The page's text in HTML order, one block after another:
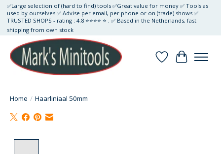
✅Large selection of (hard to find) tools ✅Great value for money ✅ Tools as
used by ourselves ✅ Advise per email, per phone or on (trade) shows ✅
TRUSTED SHOPS - rating : 4.8 ⭐⭐⭐⭐ ⭐ . ✅ Based in the Netherlands, fast
shipping from own stock
Verlanglijst
Home / Haarliniaal 50mm